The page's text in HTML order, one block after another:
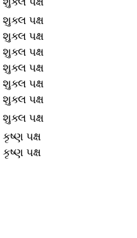
શુક્લ પક્ષ
શુક્લ પક્ષ
શુક્લ પક્ષ
શુક્લ પક્ષ
શુક્લ પક્ષ
શુક્લ પક્ષ
શુક્લ પક્ષ
કૃષ્ણ પક્ષ
કૃષ્ણ પક્ષ